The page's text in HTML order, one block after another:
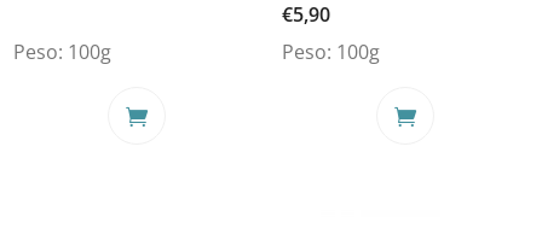
Peso: 100g
€5,90
Peso: 100g